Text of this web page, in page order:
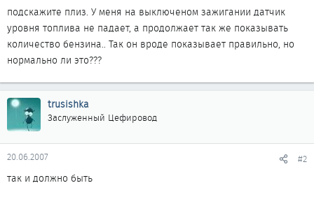
подскажите плиз. У меня на выключеном зажигании датчик
уровня топлива не падает, а продолжает так же показывать
количество бензина.. Так он вроде показывает правильно, но
нормально ли это???
trusishka
Заслуженный Цефировод
20.06.2007 #2
так и должно быть